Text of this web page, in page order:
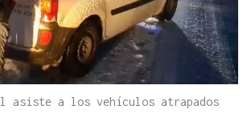
asiste a los vehículos atrapados